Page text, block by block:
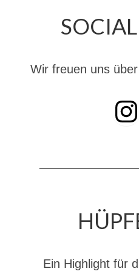
Benefizkonzert 2021
Oktoberfestkonzert
Tagesfahrt 2017
Einsatzleitwagen
Drehleiter DLK
Wir freuen uns
INSTAGRAM
Ein Highlight für